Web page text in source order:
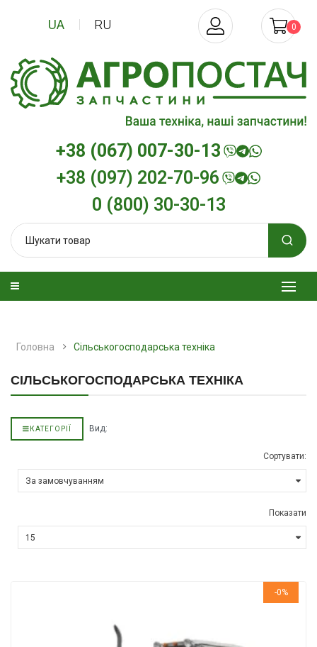
+38 (067) 007-30-13
+38 (097) 202-70-96
0 (800) 30-30-13
UA RU 0
Головна Сільськогосподарська техніка
СІЛЬСЬКОГОСПОДАРСЬКА ТЕХНІКА
КАТЕГОРІЇ Вид:
Сортувати:
Показати
-0%